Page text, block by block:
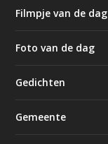
Filmpje van de dag
Foto van de dag
Gedichten
Gemeente